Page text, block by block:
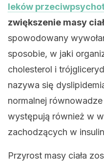
leków
zwiększenie masy
spowodowany
sposobie, w jaki
cholesterol i
nazywa się
normalnej
występują również w
zachodzących w
Przyrost masy ciała